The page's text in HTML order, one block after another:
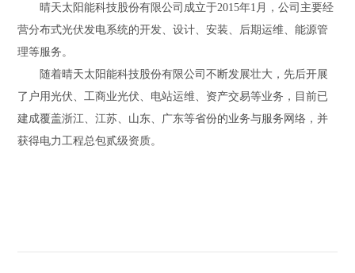
晴天太阳能科技股份有限公司成立于2015年1月，公司主要经
营分布式光伏发电系统的开发、设计、安装、后期运维、能源管
理等服务。
随着晴天太阳能科技股份有限公司不断发展壮大，先后开展
了户用光伏、工商业光伏、电站运维、资产交易等业务，目前已
建成覆盖浙江、江苏、山东、广东等省份的业务与服务网络，并
获得电力工程总包贰级资质。